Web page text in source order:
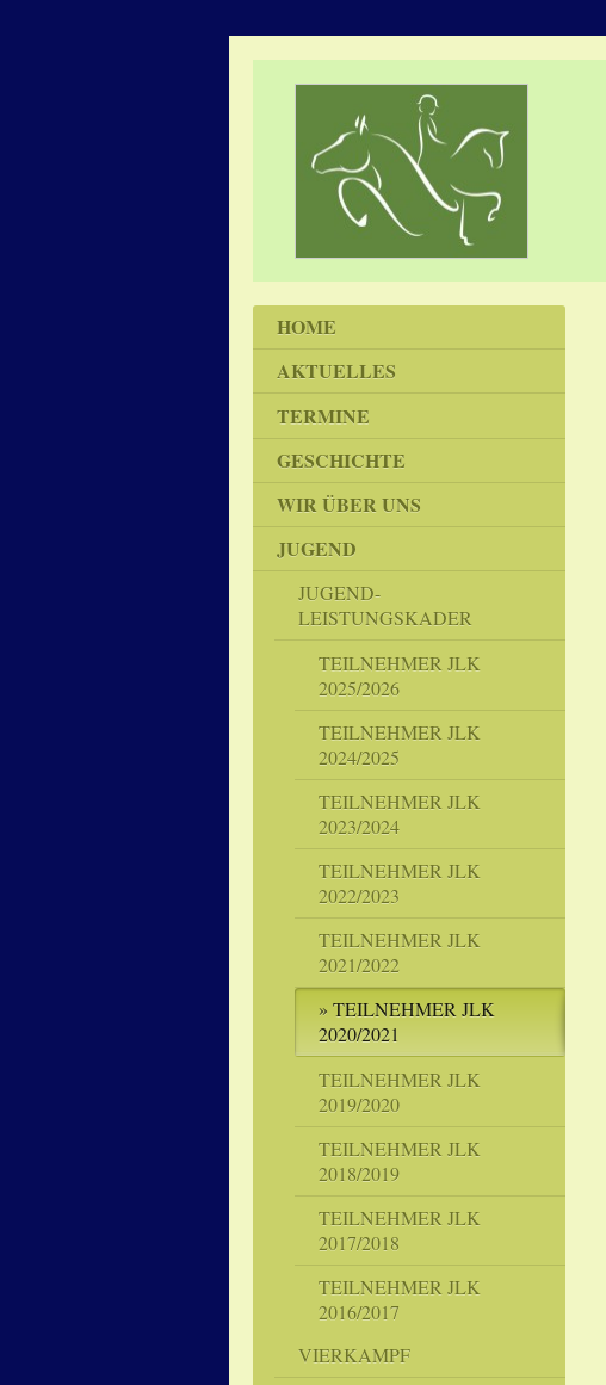
HOME
AKTUELLES
TERMINE
GESCHICHTE
WIR ÜBER UNS
JUGEND
JUGEND-
LEISTUNGSKADER
TEILNEHMER JLK
2025/2026
TEILNEHMER JLK
2024/2025
TEILNEHMER JLK
2023/2024
TEILNEHMER JLK
2022/2023
TEILNEHMER JLK
2021/2022
TEILNEHMER JLK
2020/2021
TEILNEHMER JLK
2019/2020
TEILNEHMER JLK
2018/2019
TEILNEHMER JLK
2017/2018
TEILNEHMER JLK
2016/2017
VIERKAMPF